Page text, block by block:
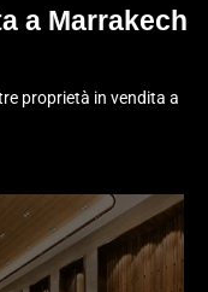
a Marrakech
proprietà in vendita a